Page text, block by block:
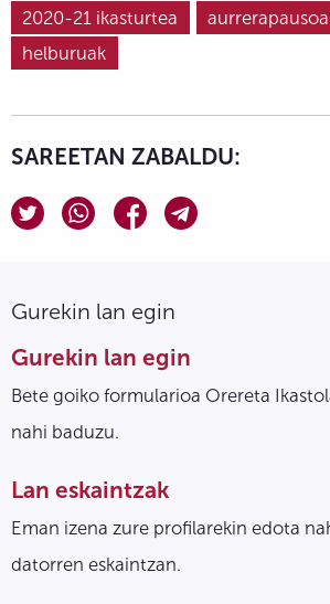
2020-21 ikasturtea
helburuak
SAREETAN ZABALDU:
Gurekin lan egin
Gurekin lan egin
Bete goiko formularioa Orereta
nahi baduzu.
Lan eskaintzak
Eman izena zure profilarekin edota
datorren eskaintzan.